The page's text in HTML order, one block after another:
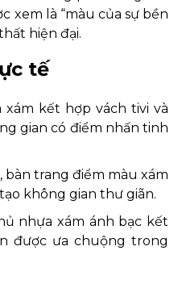
xem là “màu của sự bền
hiện đại.
tế
xám kết hợp vách tivi và
gian có điểm nhấn tinh
bàn trang điểm màu xám
không gian thư giãn.
nhựa xám ánh bạc kết
được ưa chuộng trong